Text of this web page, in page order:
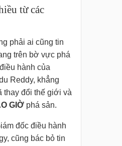
từ các
phải ai cũng tin
trên bờ vực phá
hành của
Reddy, khẳng
thay đổi thế giới và
GIỜphá sản.
đốc điều hành
cũng bác bỏ tin